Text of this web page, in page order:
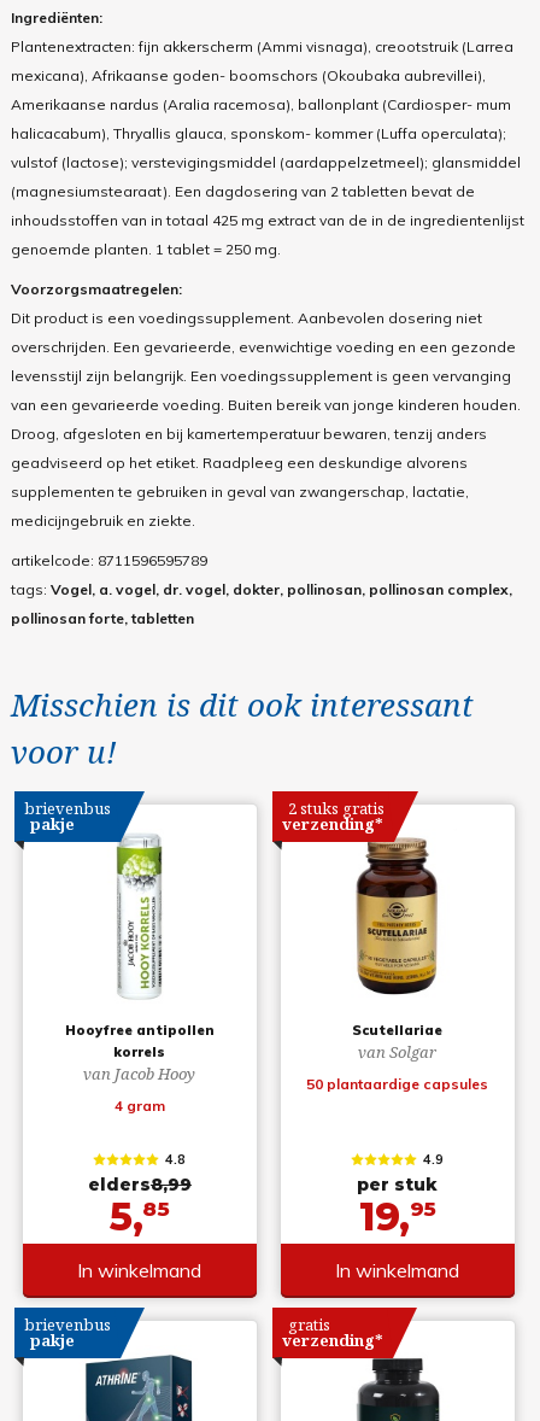
Ingrediënten:
Plantenextracten: fijn akkerscherm (Ammi visnaga), creootstruik (Larrea
mexicana), Afrikaanse goden- boomschors (Okoubaka aubrevillei),
Amerikaanse nardus (Aralia racemosa), ballonplant (Cardiosper- mum
halicacabum), Thryallis glauca, sponskom- kommer (Luffa operculata);
vulstof (lactose); verstevigingsmiddel (aardappelzetmeel); glansmiddel
(magnesiumstearaat). Een dagdosering van 2 tabletten bevat de
inhoudsstoffen van in totaal 425 mg extract van de in de ingredientenlijst
genoemde planten. 1 tablet = 250 mg.
Voorzorgsmaatregelen:
Dit product is een voedingssupplement. Aanbevolen dosering niet
overschrijden. Een gevarieerde, evenwichtige voeding en een gezonde
levensstijl zijn belangrijk. Een voedingssupplement is geen vervanging
van een gevarieerde voeding. Buiten bereik van jonge kinderen houden.
Droog, afgesloten en bij kamertemperatuur bewaren, tenzij anders
geadviseerd op het etiket. Raadpleeg een deskundige alvorens
supplementen te gebruiken in geval van zwangerschap, lactatie,
medicijngebruik en ziekte.
artikelcode: 8711596595789
tags: Vogel, a. vogel, dr. vogel, dokter, pollinosan, pollinosan complex,
pollinosan forte, tabletten
Misschien is dit ook interessant
voor u!
Hooyfree antipollen
korrels
van Jacob Hooy
4 gram
brievenbus
pakje
4.8
elders8,99
5,85
In winkelmand
Scutellariae
van Solgar
50 plantaardige capsules
2 stuks gratis
verzending*
4.9
per stuk
19,95
In winkelmand
brievenbus
pakje
gratis
verzending*